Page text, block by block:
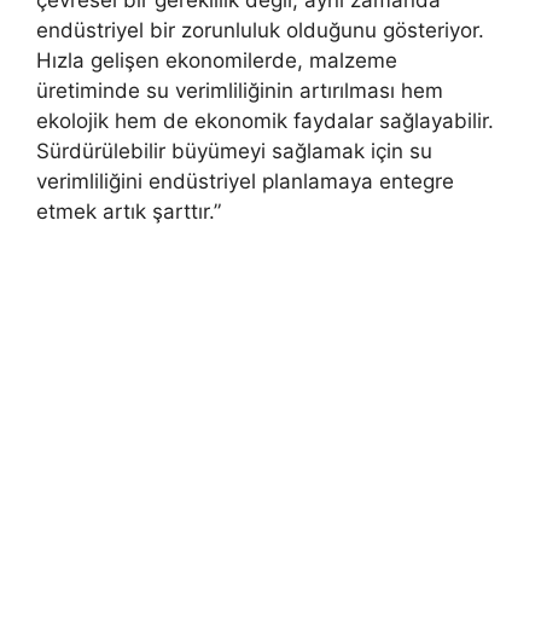
endüstriyel bir zorunluluk olduğunu gösteriyor.
Hızla gelişen ekonomilerde, malzeme
üretiminde su verimliliğinin artırılması hem
ekolojik hem de ekonomik faydalar sağlayabilir.
Sürdürülebilir büyümeyi sağlamak için su
verimliliğini endüstriyel planlamaya entegre
etmek artık şarttır.”